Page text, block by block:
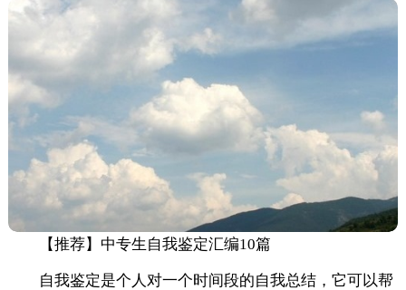
【推荐】中专生自我鉴定汇编10篇
自我鉴定是个人对一个时间段的自我总结，它可以帮